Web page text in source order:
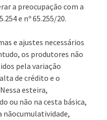
a preocupação com a
e nº 65.255/20.
e ajustes necessários
os produtores não
pela variação
de crédito e o
esteira,
ou não na cesta básica,
nãocumulatividade,